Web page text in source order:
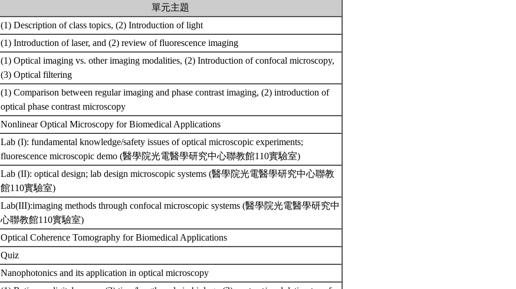
單元主題
(1) Description of class topics, (2) Introduction of light
(1) Introduction of laser, and (2) review of fluorescence imaging
(1) Optical imaging vs. other imaging modalities, (2) Introduction of confocal microscopy,
(3) Optical filtering
(1) Comparison between regular imaging and phase contrast imaging, (2) introduction of
optical phase contrast microscopy
Nonlinear Optical Microscopy for Biomedical Applications
Lab (I): fundamental knowledge/safety issues of optical microscopic experiments;
fluorescence microscopic demo (醫學院光電醫學研究中心聯教館110實驗室)
Lab (II): optical design; lab design microscopic systems (醫學院光電醫學研究中心聯教
館110實驗室)
Lab(III):imaging methods through confocal microscopic systems (醫學院光電醫學研究中
心聯教館110實驗室)
Optical Coherence Tomography for Biomedical Applications
Quiz
Nanophotonics and its application in optical microscopy